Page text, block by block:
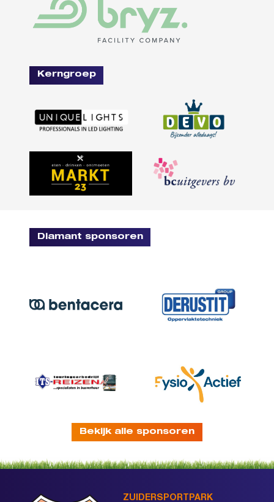
Kerngroep
Diamant sponsoren
Bekijk alle sponsoren
ZUIDERSPORTPARK